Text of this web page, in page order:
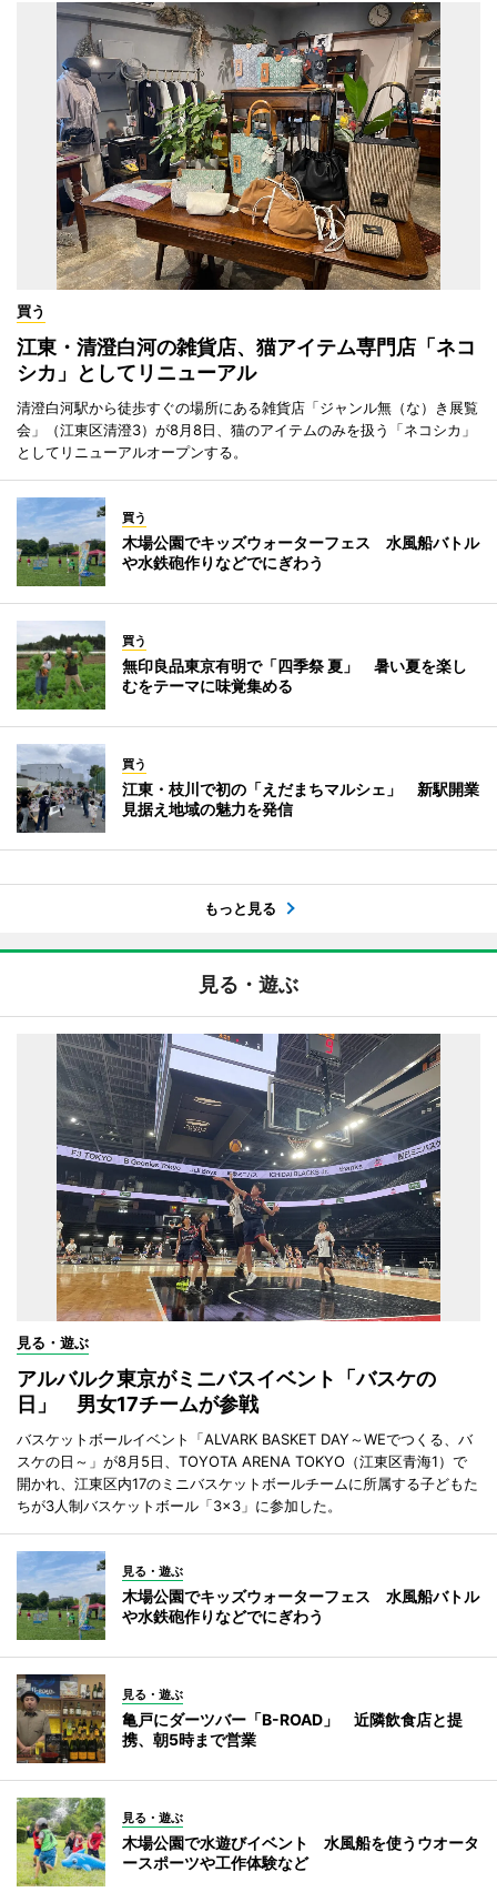
買う
江東・清澄白河の雑貨店、猫アイテム専門店「ネコ
シカ」としてリニューアル
清澄白河駅から徒歩すぐの場所にある雑貨店「ジャンル無（な）き展覧
会」（江東区清澄3）が8月8日、猫のアイテムのみを扱う「ネコシカ」
としてリニューアルオープンする。
買う
木場公園でキッズウォーターフェス 水風船バトル
や水鉄砲作りなどでにぎわう
買う
無印良品東京有明で「四季祭 夏」 暑い夏を楽し
むをテーマに味覚集める
買う
江東・枝川で初の「えだまちマルシェ」 新駅開業
見据え地域の魅力を発信
もっと見る
見る・遊ぶ
見る・遊ぶ
アルバルク東京がミニバスイベント「バスケの
日」 男女17チームが参戦
バスケットボールイベント「ALVARK BASKET DAY～WEでつくる、バ
スケの日～」が8月5日、TOYOTA ARENA TOKYO（江東区青海1）で
開かれ、江東区内17のミニバスケットボールチームに所属する子どもた
ちが3人制バスケットボール「3×3」に参加した。
見る・遊ぶ
木場公園でキッズウォーターフェス 水風船バトル
や水鉄砲作りなどでにぎわう
見る・遊ぶ
亀戸にダーツバー「B-ROAD」 近隣飲食店と提
携、朝5時まで営業
見る・遊ぶ
木場公園で水遊びイベント 水風船を使うウオータ
ースポーツや工作体験など